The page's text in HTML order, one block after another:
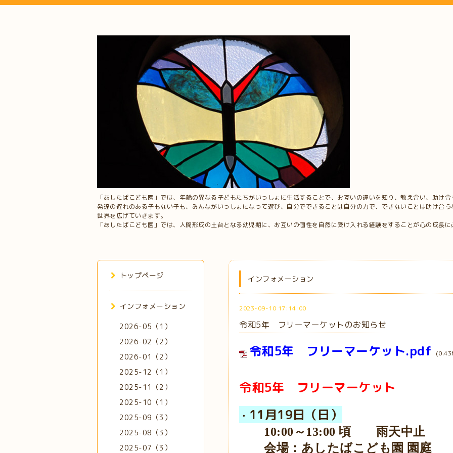
「あしたばこども園」では、年齢の異なる子どもたちがいっしょに生活することで、お互いの違いを知り、教え合い、助け
発達の遅れのある子もない子も、みんながいっしょになって遊び、自分でできることは自分の力で、できないことは助け合
世界を広げていきます。
「あしたばこども園」では、人間形成の土台となる幼児期に、お互いの個性を自然に受け入れる経験をすることが心の成長
インフォメーション
2023-09-10 17:14:00
令和5年 フリーマーケットのお知らせ
令和5年 フリーマーケット.pdf
令和5年 フリーマーケット
・ 11月19日（日）
10:00 ～13:00 頃 雨天中止
会場：あしたばこども園 園庭
トップページ
インフォメーション
2026-05（1）
2026-02（2）
2026-01（2）
2025-12（1）
2025-11（2）
2025-10（1）
2025-09（3）
2025-08（3）
2025-07（3）